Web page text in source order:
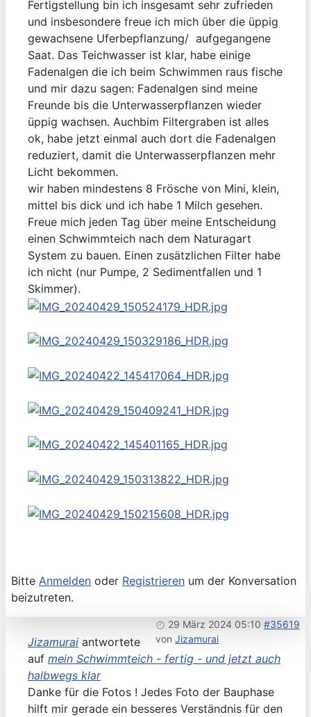
Fertigstellung bin ich insgesamt sehr zufrieden
und insbesondere freue ich mich über die üppig
gewachsene Uferbepflanzung/ aufgegangene
Saat. Das Teichwasser ist klar, habe einige
Fadenalgen die ich beim Schwimmen raus fische
und mir dazu sagen: Fadenalgen sind meine
Freunde bis die Unterwasserpflanzen wieder
üppig wachsen. Auchbim Filtergraben ist alles
ok, habe jetzt einmal auch dort die Fadenalgen
reduziert, damit die Unterwasserpflanzen mehr
Licht bekommen.
wir haben mindestens 8 Frösche von Mini, klein,
mittel bis dick und ich habe 1 Milch gesehen.
Freue mich jeden Tag über meine Entscheidung
einen Schwimmteich nach dem Naturagart
System zu bauen. Einen zusätzlichen Filter habe
ich nicht (nur Pumpe, 2 Sedimentfallen und 1
Skimmer).
Bitte Anmelden oder Registrieren um der Konversation
beizutreten.
29 März 2024 05:10 #35619
von Jizamurai
Jizamurai antwortete
auf mein Schwimmteich - fertig - und jetzt auch
halbwegs klar
Danke für die Fotos ! Jedes Foto der Bauphase
hilft mir gerade ein besseres Verständnis für den